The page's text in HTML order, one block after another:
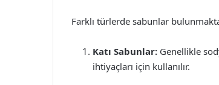
Farklı türlerde sabunlar
Katı Sabunlar: Genellikle
ihtiyaçları için kullanılır.